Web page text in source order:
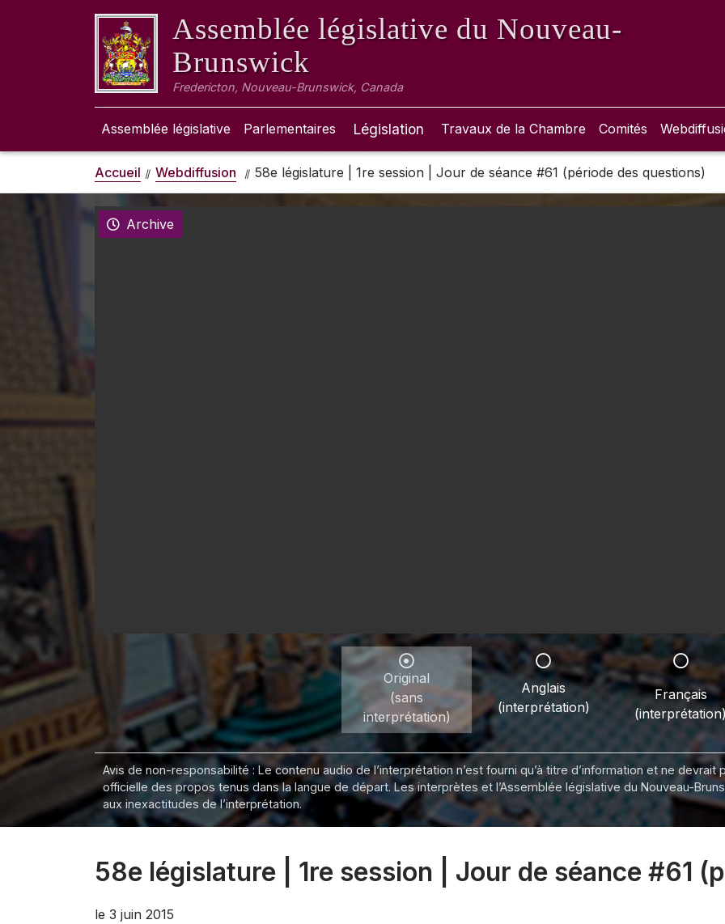
Assemblée législative du Nouveau-
Brunswick
Fredericton, Nouveau-Brunswick, Canada
Assemblée législative Parlementaires Législation Travaux de la Chambre Comités
Accueil Webdiffusion 58e législature | 1re session | Jour de séance #61 (période des questions)
Archive
Original
(sans
interprétation)
Anglais
(interprétation)
Français
Avis de non-responsabilité : Le contenu audio de l’interprétation n’est fourni qu’à titre d’information et ne
officielle des propos tenus dans la langue de départ. Les interprètes et l’Assemblée législative du Nouveau-
aux inexactitudes de l’interprétation.
58e législature | 1re session | Jour de séance #61
le 3 juin 2015